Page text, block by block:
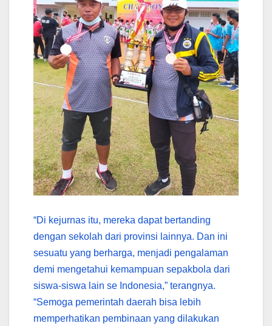
“Di kejurnas itu, mereka dapat bertanding
dengan sekolah dari provinsi lainnya. Dan ini
sesuatu yang berharga, menjadi pengalaman
demi mengetahui kemampuan sepakbola dari
siswa-siswa lain se Indonesia,” terangnya.
“Semoga pemerintah daerah bisa lebih
memperhatikan pembinaan yang dilakukan